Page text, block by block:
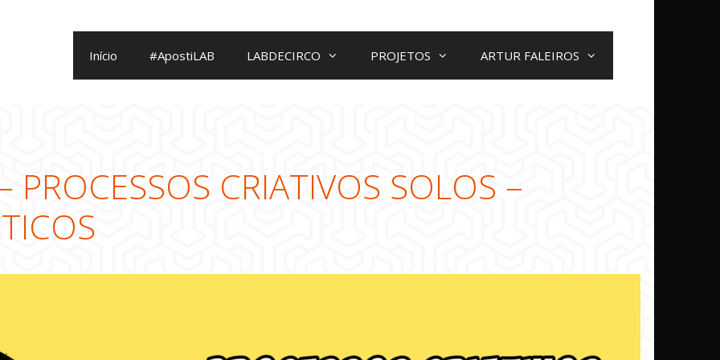
Início #ApostiLAB LABDECIRCO PROJETOS ARTUR FALEIROS
CRIATIVOS SOLOS –